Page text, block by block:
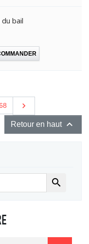
bail
Suivant

Retour en haut 
